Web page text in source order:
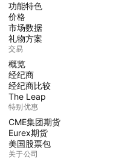
功能特色
价格
市场数据
礼物方案
交易
概览
经纪商
经纪商比较
The Leap
特别优惠
CME集团期货
Eurex期货
美国股票包
关于公司